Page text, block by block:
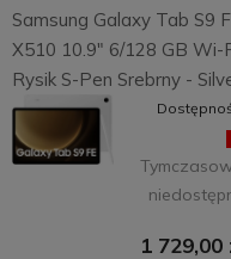
Samsung Galaxy Tab S9
X510 10.9" 6/128 GB Wi-
Rysik S-Pen Srebrny -
1 729,00